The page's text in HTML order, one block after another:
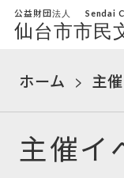
公益財団法人 Sendai
仙台市市民
ホーム 主
主催イ